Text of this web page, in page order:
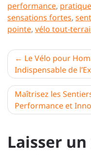
performance,
sensations fortes,
pointe, vélo tout-
de
l’article
Le Vélo pour
Indispensable de
Maîtrisez les
Performance et
Laisser